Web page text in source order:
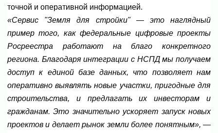
точной и оперативной информацией.
«Сервис "Земля для стройки" — это наглядный
пример того, как федеральные цифровые проекты
Росреестра работают на благо конкретного
региона. Благодаря интеграции с НСПД мы получаем
доступ к единой базе данных, что позволяет нам
оперативно выявлять новые участки, пригодные для
строительства, и предлагать их инвесторам и
гражданам. Это значительно ускоряет запуск новых
проектов и делает рынок земли более понятным», —